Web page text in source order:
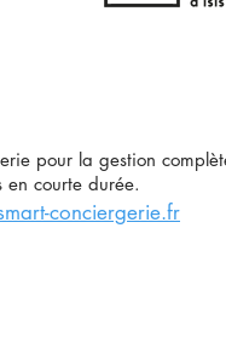
pour la gestion
en courte durée.
conciergerie.fr